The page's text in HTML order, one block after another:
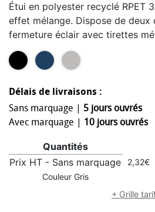
Étui en polyester recyclé RPET
effet mélange. Dispose de
fermeture éclair avec tirettes
logo RPET sur l’étiquette
Délais de livraisons :
Sans marquage | 5 jours ouvrés
Avec marquage | 10 jours ouvrés
Quantités
Prix HT - Sans marquage
2,32€
Couleur Gris
+ Grille